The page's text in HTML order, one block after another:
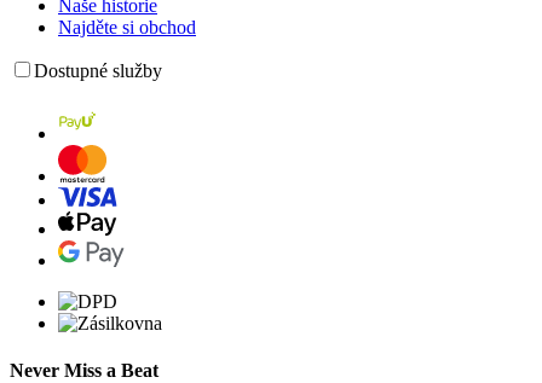
Naše historie
Najděte si obchod
Dostupné služby
Never Miss a Beat